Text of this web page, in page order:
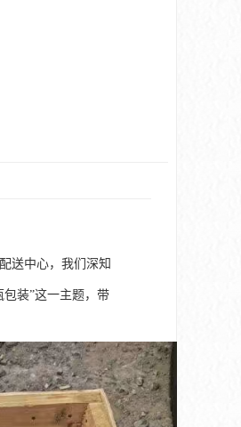
送中心，我们深知
装”这一主题，带